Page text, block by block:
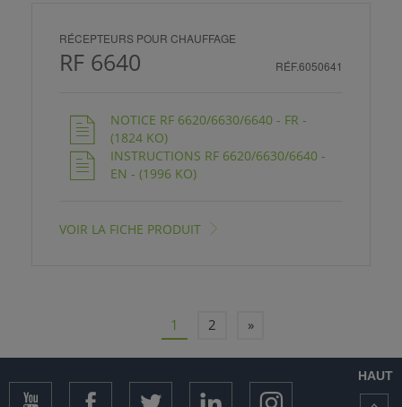
RÉCEPTEURS POUR CHAUFFAGE
RF 6640 RÉF.6050641
NOTICE RF 6620/6630/6640 - FR -
(1824 KO)
INSTRUCTIONS RF 6620/6630/6640 -
EN - (1996 KO)
VOIR LA FICHE PRODUIT
1 2 »
HAUT